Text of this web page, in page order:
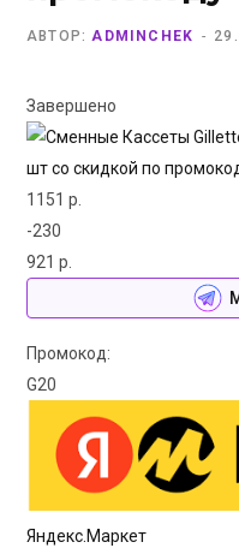
АВТОР: ADMINCHEK
Завершено
1151 р.
-230
921 р.
Промокод:
G20
Яндекс.Маркет